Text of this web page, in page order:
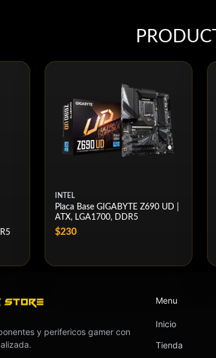
INTEL
Placa Base GIGABYTE Z690 UD |
ATX, LGA1700, DDR5
$230
y perifericos gamer con
Menu
Inicio
Tienda